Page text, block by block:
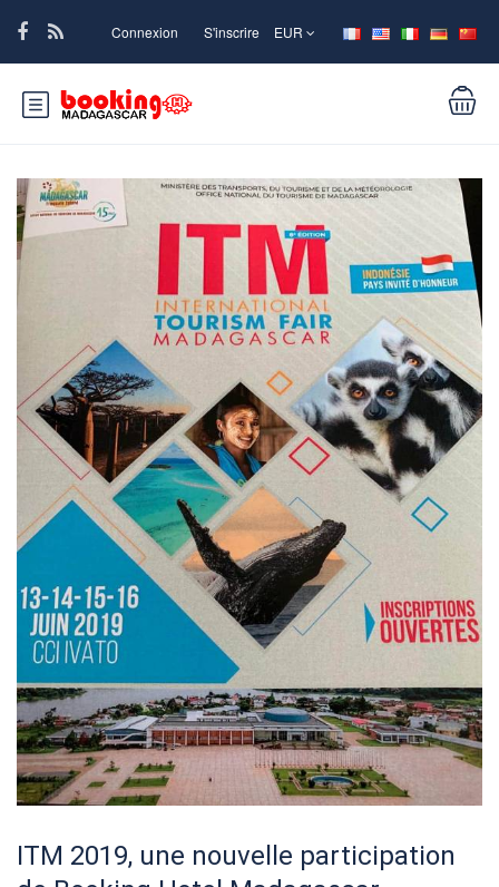
Connexion S'inscrire EUR
ITM 2019, une nouvelle participation